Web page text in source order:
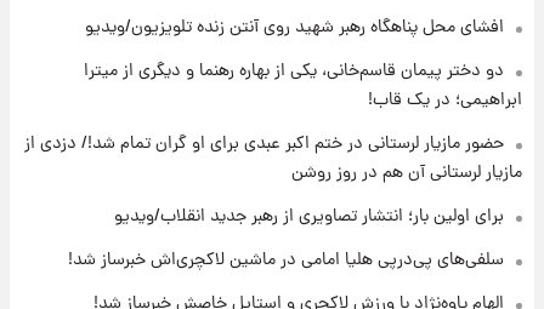
۲۰ ساعت پیش
۲۰ ساعت پیش
برای اولین بار؛ انتشار تصاویری از رهبر جدید
انقلاب/ویدیو
۲۱ ساعت پیش
افشای محل پناهگاه‌ رهبر شهید روی آنتن زنده تلویزیون/ویدیو
دو دختر پیمان قاسم‌خانی، یکی از بهاره رهنما و دیگری از میترا
ابراهیمی؛ در یک قاب!
حضور مازیار لرستانی در ختم اکبر عبدی برای او گران تمام شد!/ دزدی از
مازیار لرستانی آن هم در روز روشن
برای اولین بار؛ انتشار تصاویری از رهبر جدید انقلاب/ویدیو
سلفی‌های پی‌درپی هلیا امامی در ماشین لاکچری‌اش خبرساز شد!